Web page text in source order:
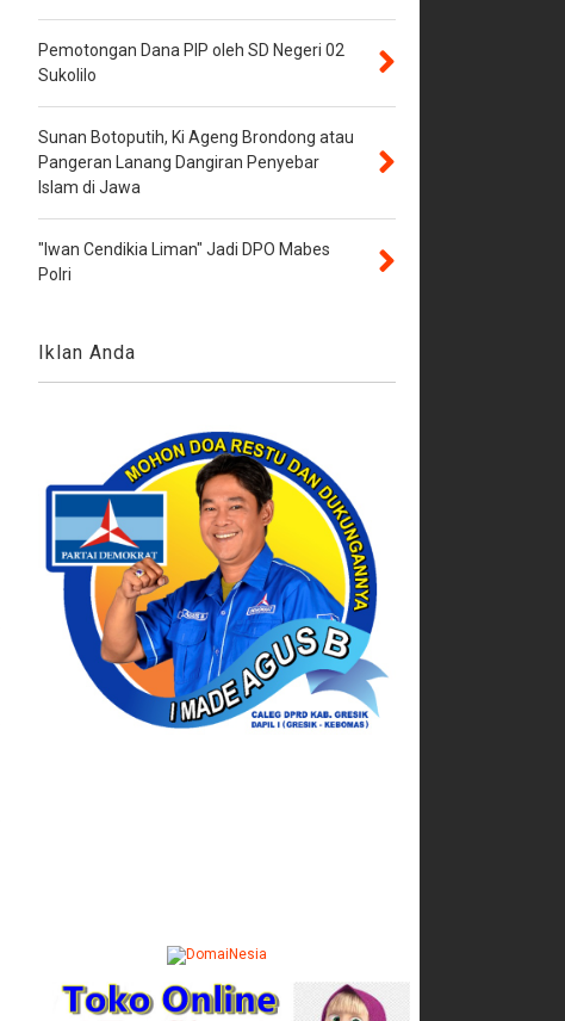
Pemotongan Dana PIP oleh SD Negeri 02
Sukolilo
Sunan Botoputih, Ki Ageng Brondong atau
Pangeran Lanang Dangiran Penyebar
Islam di Jawa
"Iwan Cendikia Liman" Jadi DPO Mabes
Polri
Iklan Anda